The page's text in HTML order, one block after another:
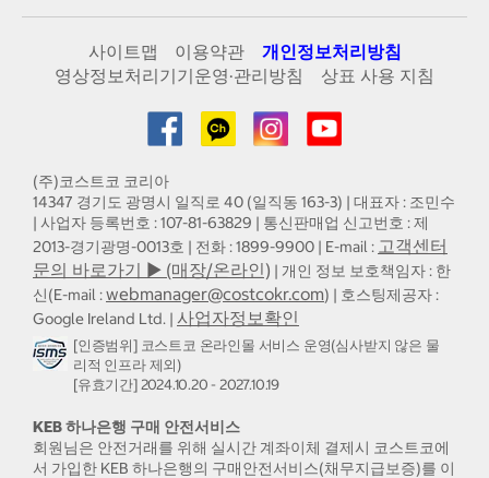
사이트맵 이용약관
개인정보처리방침
영상정보처리기기운영·관리방침
상표 사용 지침
(주)코스트코 코리아
14347 경기도 광명시 일직로 40 (일직동 163-3) | 대표자 : 조민수
| 사업자 등록번호 : 107-81-63829 | 통신판매업 신고번호 : 제
2013-경기광명-0013호 | 전화 : 1899-9900 | E-mail : 고객센터
문의 바로가기 ▶ (매장/온라인) | 개인 정보 보호책임자 : 한
신(E-mail :webmanager@costcokr.com) | 호스팅제공자 :
Google Ireland Ltd. | 사업자정보확인
[인증범위] 코스트코 온라인몰 서비스 운영(심사받지 않은 물
리적 인프라 제외)
[유효기간] 2024.10.20 - 2027.10.19
KEB 하나은행 구매 안전서비스
회원님은 안전거래를 위해 실시간 계좌이체 결제시 코스트코에
서 가입한 KEB 하나은행의 구매안전서비스(채무지급보증)를 이